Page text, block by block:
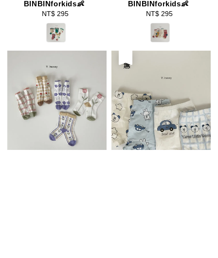
BINBINforkids👶
Regular
price
NT$ 295
BINBINforkids👶
Regular
price
NT$ 295